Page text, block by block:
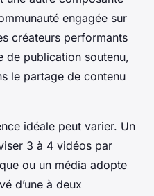
engagée sur
créateurs performants
de publication soutenu,
le partage de contenu
idéale peut varier. Un
3 à 4 vidéos par
ou un média adopte
d’une à deux